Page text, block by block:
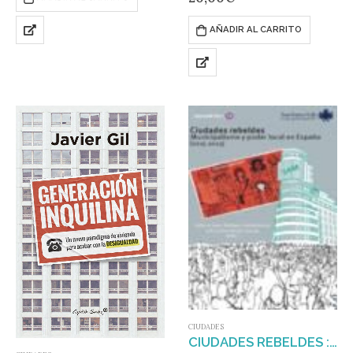
ISBN: 978-84-943111-4-7
motivo de la celebración de la
10ª edición del festival de
arquitectura, urbanismo…
AÑADIR AL CARRITO
CIUDADES
CIUDADES REBELDES : MUNICIPALISMO Y PODER LOCAL EN ESPAÑA (2015-2023)